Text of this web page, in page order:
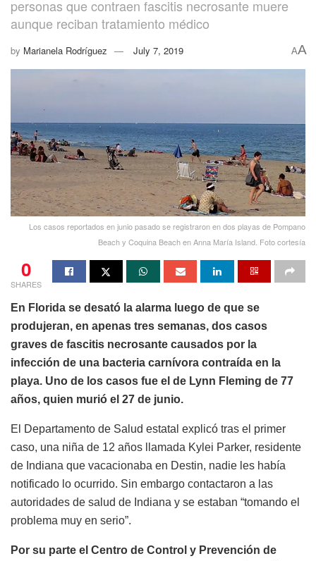
personas que contraen fascitis necrosante muere
aunque reciban tratamiento médico
by Marianela Rodríguez July 7, 2019 AA
Los casos reportados en junio pasado se registraron en dos playas de Pompano
Beach y Coquina Beach en Anna María Island. Foto cortesía
0
SHARES
En Florida se desató la alarma luego de que se
produjeran, en apenas tres semanas, dos casos
graves de fascitis necrosante causados por la
infección de una bacteria carnívora contraída en la
playa. Uno de los casos fue el de Lynn Fleming de 77
años, quien murió el 27 de junio.
El Departamento de Salud estatal explicó tras el primer
caso, una niña de 12 años llamada Kylei Parker, residente
de Indiana que vacacionaba en Destin, nadie les había
notificado lo ocurrido. Sin embargo contactaron a las
autoridades de salud de Indiana y se estaban “tomando el
problema muy en serio”.
Por su parte el Centro de Control y Prevención de